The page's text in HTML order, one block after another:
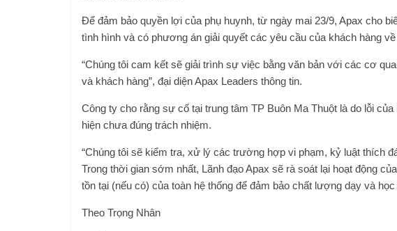
Để đảm bảo quyền lợi của phụ huynh, từ ngày mai 23/9, Apax cho
tình hình và có phương án giải quyết các yêu cầu của khách hàng
“Chúng tôi cam kết sẽ giải trình sự việc bằng văn bản với các cơ
và khách hàng”, đại diện Apax Leaders thông tin.
Công ty cho rằng sự cố tại trung tâm TP Buôn Ma Thuột là do lỗi
hiện chưa đúng trách nhiệm.
“Chúng tôi sẽ kiểm tra, xử lý các trường hợp vi phạm, kỷ luật thích
Trong thời gian sớm nhất, Lãnh đạo Apax sẽ rà soát lại hoạt động
tồn tại (nếu có) của toàn hệ thống để đảm bảo chất lượng dạy và
Theo Trọng Nhân